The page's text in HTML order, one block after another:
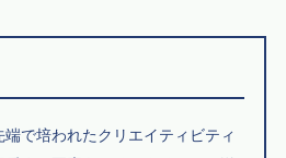
で培われたクリエイティビティ